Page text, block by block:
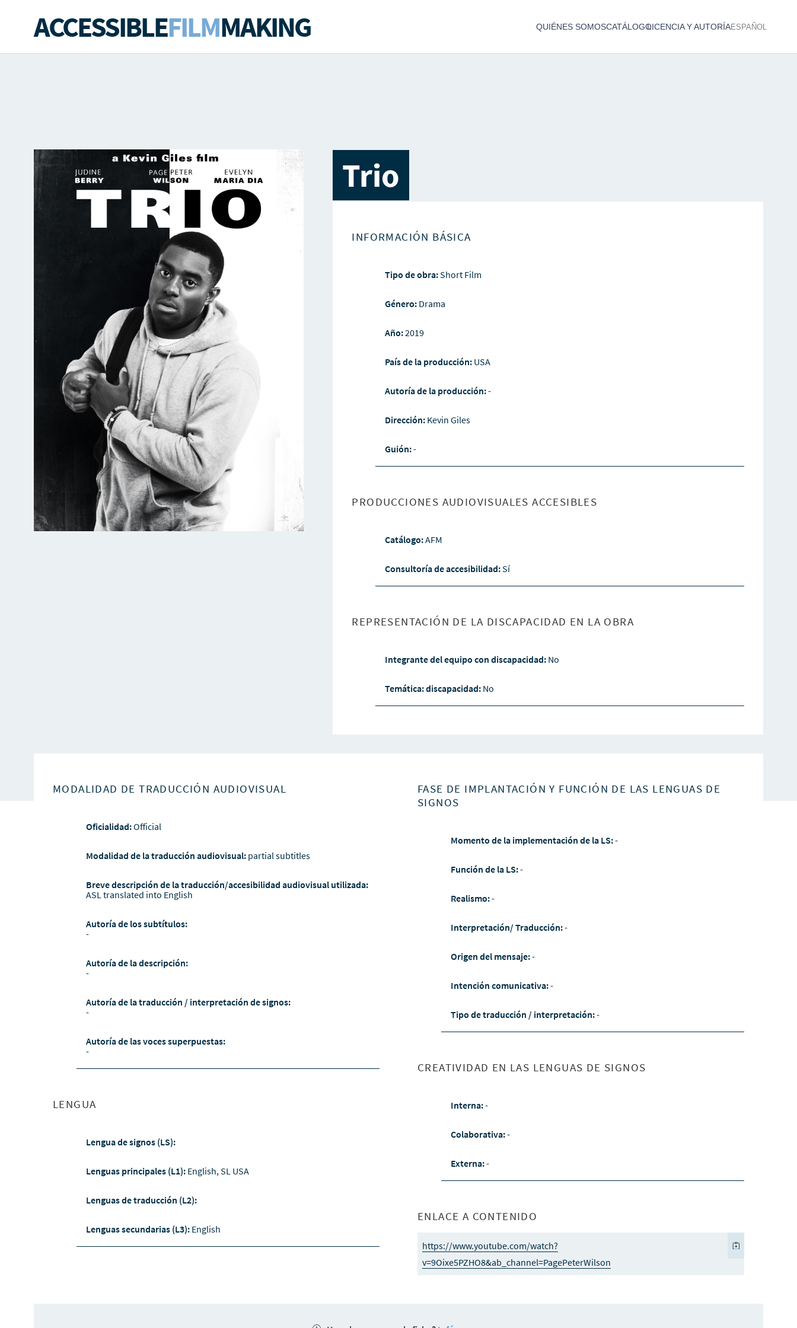
ACCESSIBLEFILMMAKING QUIÉNES SOMOSCATÁLOGOLICENCIA Y AUTORÍAESPAÑOL
Trio
INFORMACIÓN BÁSICA
Tipo de obra:Short Film
Género: Drama
Año:2019
País de la producción: USA
Autoría de la producción:-
Dirección: Kevin Giles
Guión:-
PRODUCCIONES AUDIOVISUALES ACCESIBLES
Catálogo:AFM
Consultoría de accesibilidad:Sí
REPRESENTACIÓN DE LA DISCAPACIDAD EN LA OBRA
Integrante del equipo con discapacidad: No
Temática: discapacidad: No
MODALIDAD DE TRADUCCIÓN AUDIOVISUAL
Oficialidad:Official
Modalidad de la traducción audiovisual: partial subtitles
Breve descripción de la traducción/accesibilidad audiovisual utilizada:
ASL translated into English
Autoría de los subtítulos:
-
Autoría de la descripción:
-
Autoría de la traducción / interpretación de signos:
-
Autoría de las voces superpuestas:
-
LENGUA
Lengua de signos (LS):
Lenguas principales (L1): English, SL USA
Lenguas de traducción (L2):
Lenguas secundarias (L3): English
FASE DE IMPLANTACIÓN Y FUNCIÓN DE LAS LENGUAS DE
SIGNOS
Momento de la implementación de la LS:-
Función de la LS:-
Realismo:-
Interpretación/ Traducción:-
Origen del mensaje:-
Intención comunicativa:-
Tipo de traducción / interpretación:-
CREATIVIDAD EN LAS LENGUAS DE SIGNOS
Interna:-
Colaborativa:-
Externa:-
ENLACE A CONTENIDO
https://www.youtube.com/watch?
v=9Oixe5PZHO8&ab_channel=PagePeterWilson